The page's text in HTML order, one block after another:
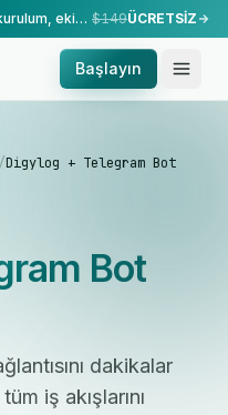
Sizin için yapılmış kurulum — standart kurulum, ekibimiz tarafından yapılır. $149ÜCRETSİZ
Başlayın
/Digylog + Telegram Bot
Bot
dakikalar
iş akışlarını